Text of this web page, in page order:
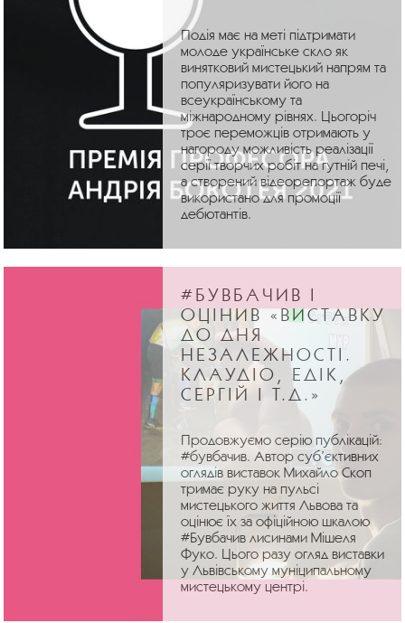
Подія має на меті підтримати
молоде українське скло як
винятковий мистецький напрям та
популяризувати його на
всеукраїнському та
міжнародному рівнях. Цьогоріч
троє переможців отримають у
нагороду можливість реалізації
серії творчих робіт на гутній печі,
а створений відеорепортаж буде
використано для промоції
дебютантів.
#БУВБАЧИВ І
ОЦІНИВ «ВИСТАВКУ
ДО ДНЯ
НЕЗАЛЕЖНОСТІ.
КЛАУДІО, ЕДІК,
СЕРГІЙ І Т.Д.»
Продовжуємо серію публікацій:
#бувбачив. Автор суб’єктивних
оглядів виставок Михайло Скоп
тримає руку на пульсі
мистецького життя Львова та
оцінює їх за офіційною шкалою
#Бувбачив лиcинами Мішеля
Фуко. Цього разу огляд виставки
у Львівському муніципальному
мистецькому центрі.